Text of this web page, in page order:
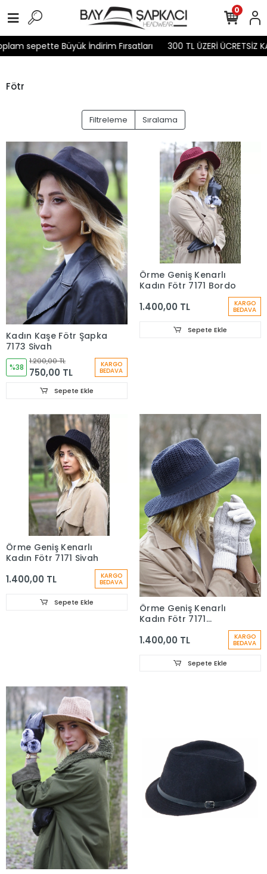
sepette Büyük İndirim Fırsatları 300 TL ÜZERİ ÜCRETSİZ
0
Fötr
Filtreleme Sıralama
Kadın Kaşe Fötr Şapka
7173 Siyah
%38
1.200,00 TL
750,00 TL
KARGO
BEDAVA
Sepete Ekle
Örme Geniş Kenarlı
Kadın Fötr 7171 Bordo
1.400,00 TL KARGO
BEDAVA
Sepete Ekle
Örme Geniş Kenarlı
Kadın Fötr 7171 Siyah
1.400,00 TL KARGO
BEDAVA
Sepete Ekle
Örme Geniş Kenarlı
Kadın Fötr 7171
1.400,00 TL KARGO
BEDAVA
Sepete Ekle